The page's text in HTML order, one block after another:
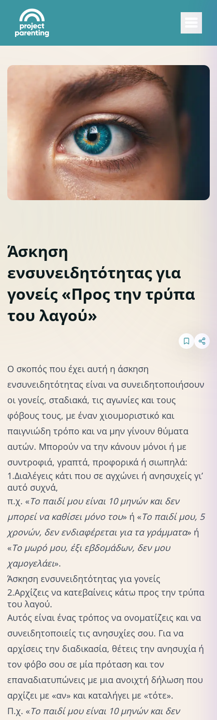
Διαλογισμοί
Άσκηση
ενσυνειδητότητας για
γονείς «Προς την τρύπα
του λαγού»
Ο σκοπός που έχει αυτή η άσκηση
ενσυνειδητότητας είναι να συνειδητοποιήσουν
οι γονείς, σταδιακά, τις αγωνίες και τους
φόβους τους, με έναν χιουμοριστικό και
παιγνιώδη τρόπο και να μην γίνουν θύματα
αυτών. Μπορούν να την κάνουν μόνοι ή με
συντροφιά, γραπτά, προφορικά ή σιωπηλά:
1.Διαλέγεις κάτι που σε αγχώνει ή ανησυχείς γι’
αυτό συχνά,
π.χ. «Το παιδί μου είναι 10 μηνών και δεν
μπορεί να καθίσει μόνο του» ή «Το παιδίμου, 5
χρονών, δεν ενδιαφέρεται για τα γράμματα» ή
«Το μωρό μου, έξι εβδομάδων, δεν μου
χαμογελάει».
Άσκηση ενσυνειδητότητας για γονείς
2.Αρχίζεις να κατεβαίνεις κάτω προς την τρύπα
του λαγού.
Αυτός είναι ένας τρόπος να ονοματίζεις και να
συνειδητοποιείς τις ανησυχίες σου. Για να
αρχίσεις την διαδικασία, θέτεις την ανησυχία ή
τον φόβο σου σε μία πρόταση και τον
επαναδιατυπώνεις με μια ανοιχτή δήλωση που
αρχίζει με «αν» και καταλήγει με «τότε».
Π.χ. «Το παιδί μου είναι 10 μηνών και δεν